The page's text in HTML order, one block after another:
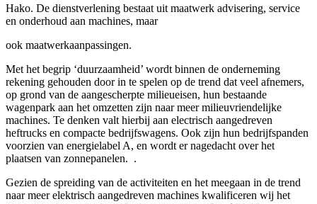
Hako. De dienstverlening bestaat uit maatwerk advisering, service
en onderhoud aan machines, maar
ook maatwerkaanpassingen.
Met het begrip ‘duurzaamheid’ wordt binnen de onderneming
rekening gehouden door in te spelen op de trend dat veel afnemers,
op grond van de aangescherpte milieueisen, hun bestaande
wagenpark aan het omzetten zijn naar meer milieuvriendelijke
machines. Te denken valt hierbij aan electrisch aangedreven
heftrucks en compacte bedrijfswagens. Ook zijn hun bedrijfspanden
voorzien van energielabel A, en wordt er nagedacht over het
plaatsen van zonnepanelen. .
Gezien de spreiding van de activiteiten en het meegaan in de trend
naar meer elektrisch aangedreven machines kwalificeren wij het